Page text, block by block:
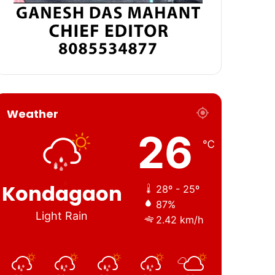
Weather
Kondagaon
Light Rain
26 ℃
28º - 25º
87%
2.42 km/h